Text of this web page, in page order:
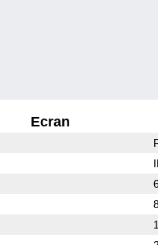
Ecran